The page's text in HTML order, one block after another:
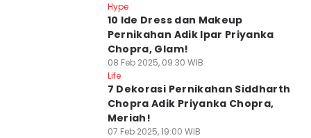
Hype
10 Ide Dress dan Makeup
Pernikahan Adik Ipar Priyanka
Chopra, Glam!
08 Feb 2025, 09:30 WIB
Life
7 Dekorasi Pernikahan Siddharth
Chopra Adik Priyanka Chopra,
Meriah!
07 Feb 2025, 19:00 WIB